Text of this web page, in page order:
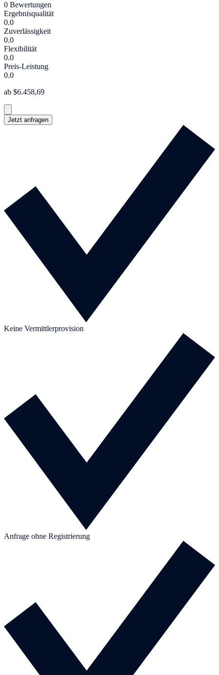
0 Bewertungen
Ergebnisqualität
0.0
Zuverlässigkeit
0.0
Flexibilität
0.0
Preis-Leistung
0.0
ab $6.458,69
Jetzt anfragen
Keine Vermittlerprovision
Anfrage ohne Registrierung